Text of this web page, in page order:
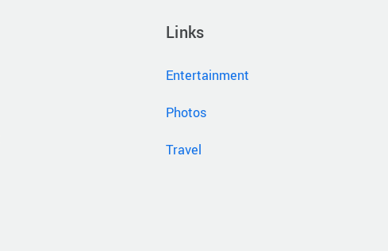
Links
Entertainment
Photos
Travel